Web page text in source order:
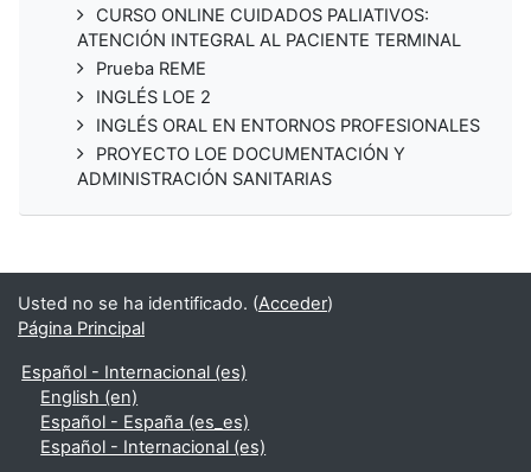
CURSO ONLINE CUIDADOS PALIATIVOS:
ATENCIÓN INTEGRAL AL PACIENTE TERMINAL
Prueba REME
INGLÉS LOE 2
INGLÉS ORAL EN ENTORNOS PROFESIONALES
PROYECTO LOE DOCUMENTACIÓN Y
ADMINISTRACIÓN SANITARIAS
Usted no se ha identificado. (Acceder)
Página Principal
Español - Internacional ‎(es)‎
English ‎(en)‎
Español - España ‎(es_es)‎
Español - Internacional ‎(es)‎